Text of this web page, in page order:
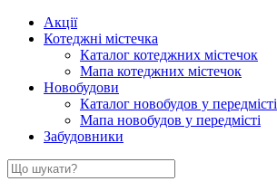
Акції
Котеджні містечка
Каталог котеджних містечок
Мапа котеджних містечок
Новобудови
Каталог новобудов у передмісті
Мапа новобудов у передмісті
Забудовники